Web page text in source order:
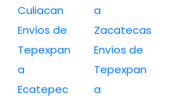
Culiacan
Envíos de
Tepexpan
a
Ecatepec
a
Zacatecas
Envíos de
Tepexpan
a